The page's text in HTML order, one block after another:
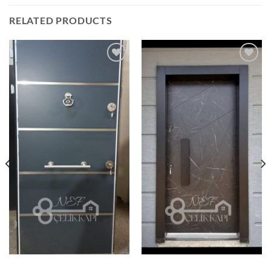
RELATED PRODUCTS
Add to
wishlist